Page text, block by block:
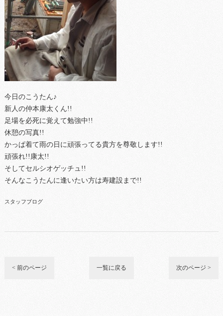
今日のこうたん♪
新人の仲本康太くん!!
足場を必死に覚えて勉強中!!
休憩の写真!!
かっぱ着て雨の日に頑張ってる貴方を尊敬します!!
頑張れ!!康太!!
そしてセルシオゲッチュ!!
そんなこうたんに逢いたい方は寿建設まで!!
スタッフブログ
< 前のページ 一覧に戻る 次のページ >